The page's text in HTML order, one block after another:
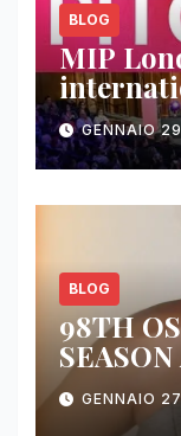
BLOG
MIP
GENNAIO
BLOG
98TH
FOR
GENNAIO